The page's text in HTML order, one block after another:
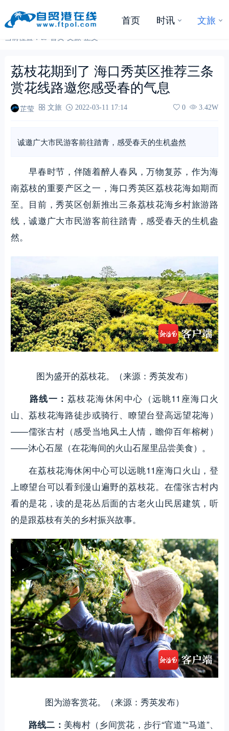
首页 时讯 文旅
当前位置： 首页 文旅 正文
荔枝花期到了 海口秀英区推荐三条
赏花线路邀您感受春的气息
芷莹 文旅 2022-03-11 17:14 0 3.42W
诚邀广大市民游客前往踏青，感受春天的生机盎然
早春时节，伴随着醉人春风，万物复苏，作为海
南荔枝的重要产区之一，海口秀英区荔枝花海如期而
至。目前，秀英区创新推出三条荔枝花海乡村旅游路
线，诚邀广大市民游客前往踏青，感受春天的生机盎
然。
图为盛开的荔枝花。（来源：秀英发布）
路线一： 荔枝花海休闲中心（远眺11座海口火
山、荔枝花海路徒步或骑行、瞭望台登高远望花海）
——儒张古村（感受当地风土人情，瞻仰百年榕树）
——沐心石屋（在花海间的火山石屋里品尝美食）。
在荔枝花海休闲中心可以远眺11座海口火山，登
上瞭望台可以看到漫山遍野的荔枝花。在儒张古村内
看的是花，读的是花丛后面的古老火山民居建筑，听
的是跟荔枝有关的乡村振兴故事。
图为游客赏花。（来源：秀英发布）
路线二： 美梅村（乡间赏花，步行“官道”“马道”、